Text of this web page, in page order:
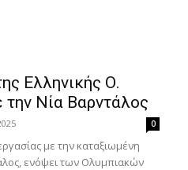
Ελληνικής Ο.
την Νία Βαρντάλος
0
με την καταξιωμένη
ενόψει των Ολυμπιακών